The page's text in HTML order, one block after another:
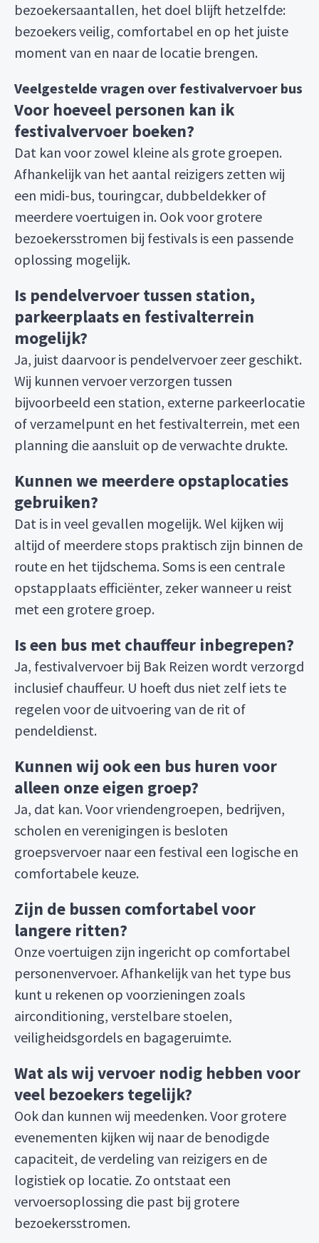
bezoekersaantallen, het doel blijft hetzelfde:
bezoekers veilig, comfortabel en op het juiste
moment van en naar de locatie brengen.
Veelgestelde vragen over festivalvervoer bus
Voor hoeveel personen kan ik
festivalvervoer boeken?
Dat kan voor zowel kleine als grote groepen.
Afhankelijk van het aantal reizigers zetten wij
een midi-bus, touringcar, dubbeldekker of
meerdere voertuigen in. Ook voor grotere
bezoekersstromen bij festivals is een passende
oplossing mogelijk.
Is pendelvervoer tussen station,
parkeerplaats en festivalterrein
mogelijk?
Ja, juist daarvoor is pendelvervoer zeer geschikt.
Wij kunnen vervoer verzorgen tussen
bijvoorbeeld een station, externe parkeerlocatie
of verzamelpunt en het festivalterrein, met een
planning die aansluit op de verwachte drukte.
Kunnen we meerdere opstaplocaties
gebruiken?
Dat is in veel gevallen mogelijk. Wel kijken wij
altijd of meerdere stops praktisch zijn binnen de
route en het tijdschema. Soms is een centrale
opstapplaats efficiënter, zeker wanneer u reist
met een grotere groep.
Is een bus met chauffeur inbegrepen?
Ja, festivalvervoer bij Bak Reizen wordt verzorgd
inclusief chauffeur. U hoeft dus niet zelf iets te
regelen voor de uitvoering van de rit of
pendeldienst.
Kunnen wij ook een bus huren voor
alleen onze eigen groep?
Ja, dat kan. Voor vriendengroepen, bedrijven,
scholen en verenigingen is besloten
groepsvervoer naar een festival een logische en
comfortabele keuze.
Zijn de bussen comfortabel voor
langere ritten?
Onze voertuigen zijn ingericht op comfortabel
personenvervoer. Afhankelijk van het type bus
kunt u rekenen op voorzieningen zoals
airconditioning, verstelbare stoelen,
veiligheidsgordels en bagageruimte.
Wat als wij vervoer nodig hebben voor
veel bezoekers tegelijk?
Ook dan kunnen wij meedenken. Voor grotere
evenementen kijken wij naar de benodigde
capaciteit, de verdeling van reizigers en de
logistiek op locatie. Zo ontstaat een
vervoersoplossing die past bij grotere
bezoekersstromen.